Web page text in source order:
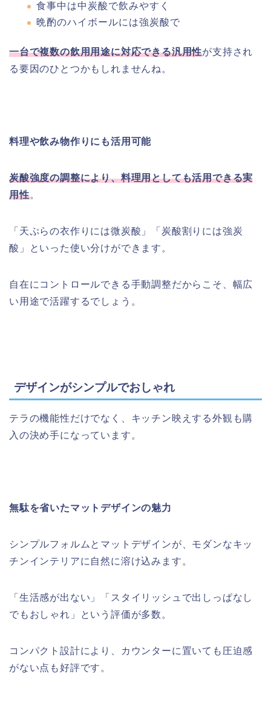
食事中は中炭酸で飲みやすく
晩酌のハイボールには強炭酸で
一台で複数の飲用用途に対応できる汎用性が支持され
る要因のひとつかもしれませんね。
料理や飲み物作りにも活用可能
炭酸強度の調整により、料理用としても活用できる実
用性。
「天ぷらの衣作りには微炭酸」「炭酸割りには強炭
酸」といった使い分けができます。
自在にコントロールできる手動調整だからこそ、幅広
い用途で活躍するでしょう。
デザインがシンプルでおしゃれ
テラの機能性だけでなく、キッチン映えする外観も購
入の決め手になっています。
無駄を省いたマットデザインの魅力
シンプルフォルムとマットデザインが、モダンなキッ
チンインテリアに自然に溶け込みます。
「生活感が出ない」「スタイリッシュで出しっぱなし
でもおしゃれ」という評価が多数。
コンパクト設計により、カウンターに置いても圧迫感
がない点も好評です。